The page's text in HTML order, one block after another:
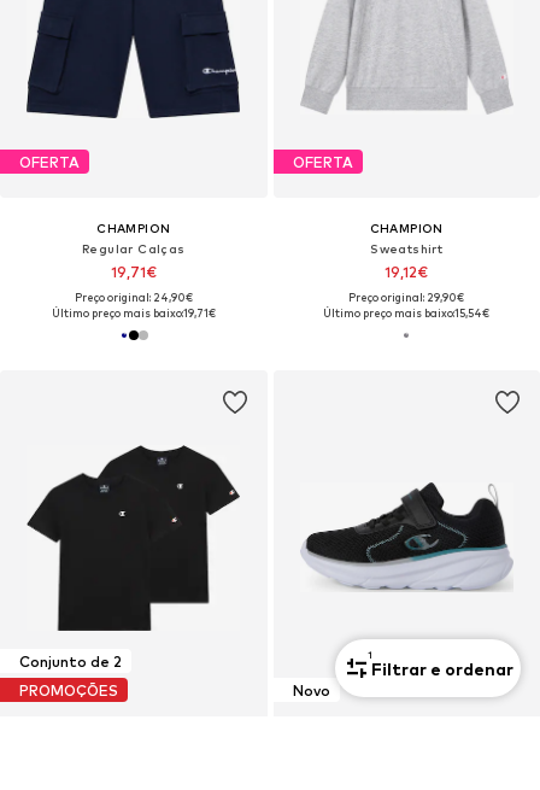
OFERTA
CHAMPION
Regular Calças
19,71€
Preço original: 24,90€
Último preço mais baixo:19,71€
OFERTA
CHAMPION
Sweatshirt
19,12€
Preço original: 29,90€
Último preço mais baixo:15,54€
Conjunto de 2
PROMOÇÕES
Novo
1
Filtrar e ordenar